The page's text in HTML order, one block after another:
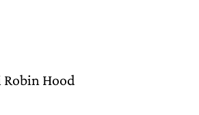
Robin Hood